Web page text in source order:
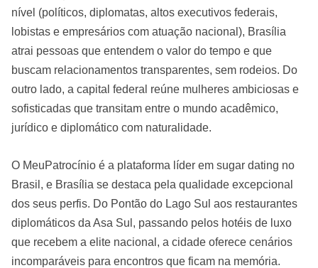
nível (políticos, diplomatas, altos executivos federais,
lobistas e empresários com atuação nacional), Brasília
atrai pessoas que entendem o valor do tempo e que
buscam relacionamentos transparentes, sem rodeios. Do
outro lado, a capital federal reúne mulheres ambiciosas e
sofisticadas que transitam entre o mundo acadêmico,
jurídico e diplomático com naturalidade.
O MeuPatrocínio é a plataforma líder em sugar dating no
Brasil, e Brasília se destaca pela qualidade excepcional
dos seus perfis. Do Pontão do Lago Sul aos restaurantes
diplomáticos da Asa Sul, passando pelos hotéis de luxo
que recebem a elite nacional, a cidade oferece cenários
incomparáveis para encontros que ficam na memória.